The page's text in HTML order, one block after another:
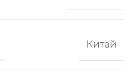
Китай